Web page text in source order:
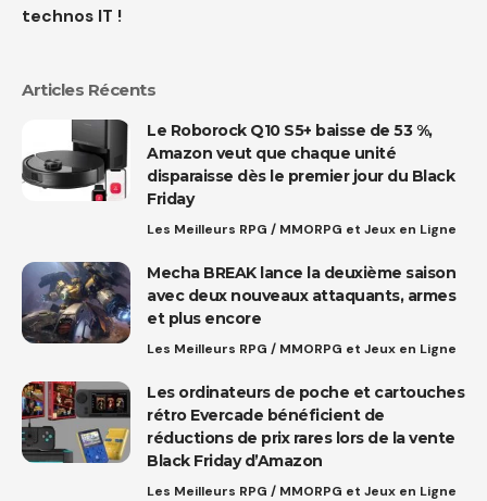
technos IT !
Articles Récents
Le Roborock Q10 S5+ baisse de 53 %,
Amazon veut que chaque unité
disparaisse dès le premier jour du Black
Friday
Les Meilleurs RPG / MMORPG et Jeux en Ligne
Mecha BREAK lance la deuxième saison
avec deux nouveaux attaquants, armes
et plus encore
Les Meilleurs RPG / MMORPG et Jeux en Ligne
Les ordinateurs de poche et cartouches
rétro Evercade bénéficient de
réductions de prix rares lors de la vente
Black Friday d’Amazon
Les Meilleurs RPG / MMORPG et Jeux en Ligne